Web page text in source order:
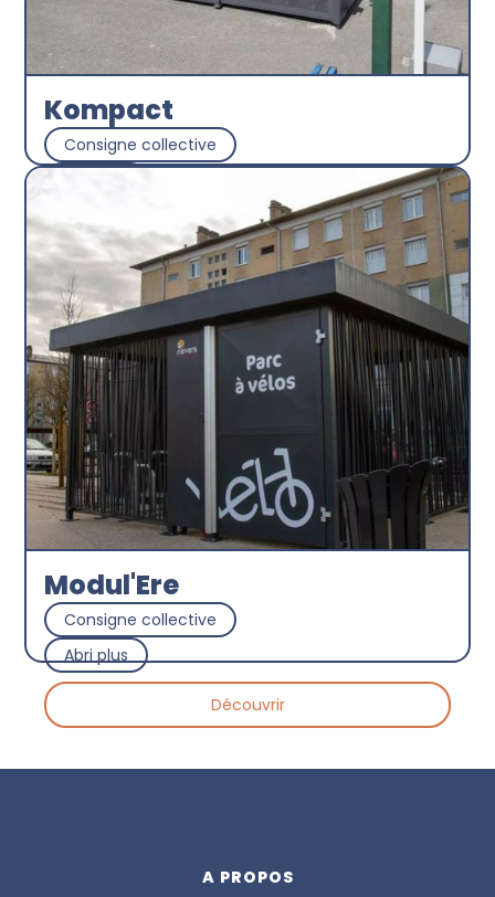
Kompact
Consigne collective
Découvrir
Modul'Ere
Consigne collective
Abri plus
Découvrir
A PROPOS